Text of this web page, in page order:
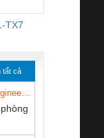
TX7
tất cả